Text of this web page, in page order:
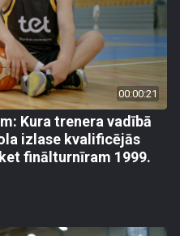
00:00:21
Kura trenera vadībā
izlase kvalificējās
finālturnīram 1999.